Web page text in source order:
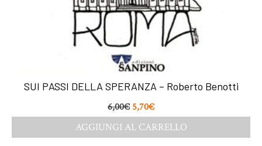
SUI PASSI DELLA SPERANZA – Roberto Benotti
6,00€ 5,70€
AGGIUNGI AL CARRELLO